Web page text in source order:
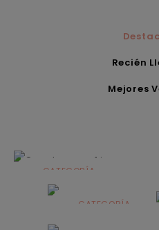
Recién
Mejores
CATEGORÍA
Alimentación
infantilCATEGORÍA
Dermocosmética